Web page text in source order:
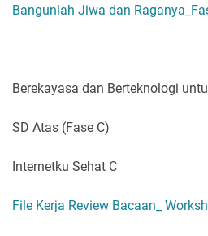
Bangunlah Jiwa dan
Berekayasa dan Berteknologi
SD Atas (Fase C)
Internetku Sehat C
File Kerja Review Bacaan_